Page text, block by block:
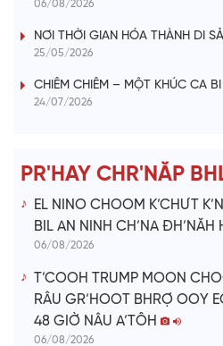
V
i
e
o
06/08/2026
NƠI THỜI GIAN HÓA THÀNH DI
25/05/2026
CHIÊM CHIÊM – MỘT KHÚC CA
24/07/2026
PR'HAY CHR'NĂP
EL NINO CHOOM K’CHƯT
BIL AN NINH CH’NA ĐH’NĂH
06/08/2026
T’COOH TRUMP MOON
RÂU GR’HOOT BHRỢ OOY
48 GIỜ NÂU A’TÔH
06/08/2026